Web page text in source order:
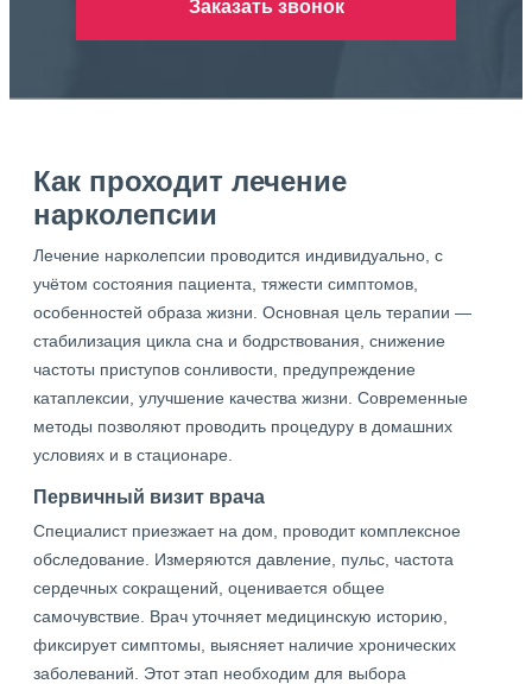
Заказать звонок
Как проходит лечение
нарколепсии
Лечение нарколепсии проводится индивидуально, с
учётом состояния пациента, тяжести симптомов,
особенностей образа жизни. Основная цель терапии —
стабилизация цикла сна и бодрствования, снижение
частоты приступов сонливости, предупреждение
катаплексии, улучшение качества жизни. Современные
методы позволяют проводить процедуру в домашних
условиях и в стационаре.
Первичный визит врача
Специалист приезжает на дом, проводит комплексное
обследование. Измеряются давление, пульс, частота
сердечных сокращений, оценивается общее
самочувствие. Врач уточняет медицинскую историю,
фиксирует симптомы, выясняет наличие хронических
заболеваний. Этот этап необходим для выбора